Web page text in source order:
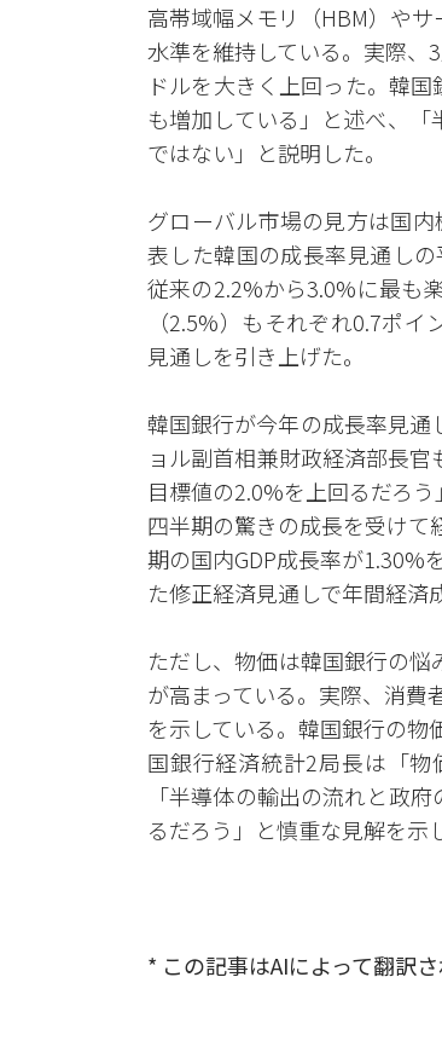
高帯域幅メモリ（HBM）や
水準を維持している。実際、
ドルを大きく上回った。韓
も増加している」と述べ、
ではない」と説明した。
グローバル市場の見方は国
表した韓国の成長率見通し
従来の2.2%から3.0%に最も
（2.5%）もそれぞれ0.7ポ
見通しを引き上げた。
韓国銀行が今年の成長率見
ョル副首相兼財政経済部長
目標値の2.0%を上回るだろ
四半期の驚きの成長を受け
期の国内GDP成長率が1.30%
た修正経済見通しで年間経済
ただし、物価は韓国銀行の
が高まっている。実際、消費
を示している。韓国銀行の
国銀行経済統計2局長は「物
「半導体の輸出の流れと政
るだろう」と慎重な見解を示
* この記事はAIによって翻訳さ